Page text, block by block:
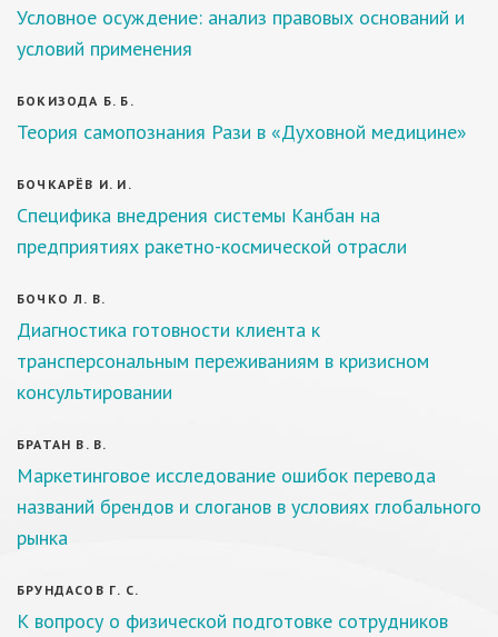
Условное осуждение: анализ правовых оснований и
условий применения
БОКИЗОДА Б. Б.
Теория самопознания Рази в «Духовной медицине»
БОЧКАРЁВ И. И.
Специфика внедрения системы Канбан на
предприятиях ракетно-космической отрасли
БОЧКО Л. В.
Диагностика готовности клиента к
трансперсональным переживаниям в кризисном
консультировании
БРАТАН В. В.
Маркетинговое исследование ошибок перевода
названий брендов и слоганов в условиях глобального
рынка
БРУНДАСОВ Г. С.
К вопросу о физической подготовке сотрудников